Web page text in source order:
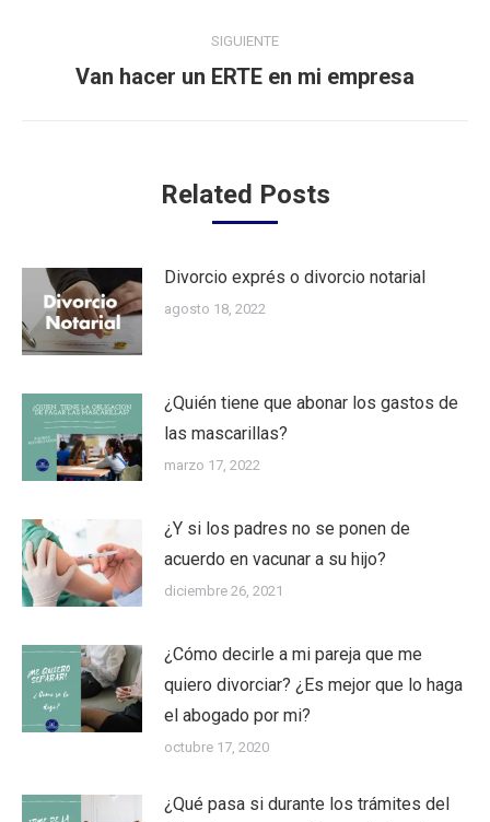
publicaciones
SIGUIENTE
Publicación
Van hacer un ERTE en mi empresa
Related Posts
Divorcio exprés o divorcio notarial
agosto 18, 2022
¿Quién tiene que abonar los gastos de
las mascarillas?
marzo 17, 2022
¿Y si los padres no se ponen de
acuerdo en vacunar a su hijo?
diciembre 26, 2021
¿Cómo decirle a mi pareja que me
quiero divorciar? ¿Es mejor que lo haga
el abogado por mi?
octubre 17, 2020
¿Qué pasa si durante los trámites del